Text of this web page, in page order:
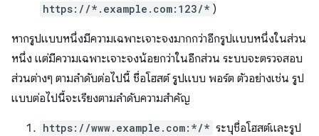
https://*.example.com:123/* )
หากรูปแบบหนึ่งมีความเฉพาะเจาะจงมากกว่าอีกรูปแบบหนึ่งในส่วน
หนึ่ง แต่มีความเฉพาะเจาะจงน้อยกว่าในอีกส่วน ระบบจะตรวจสอบ
ส่วนต่างๆ ตามลำดับต่อไปนี้ ชื่อโฮสต์ รูปแบบ พอร์ต ตัวอย่างเช่น รูป
แบบต่อไปนี้จะเรียงตามลำดับความสำคัญ
https://www.example.com:*/* ระบุชื่อโฮสต์และรูป